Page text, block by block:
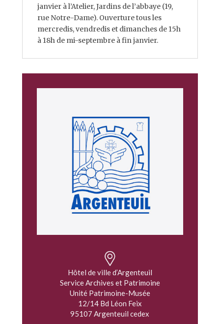
janvier à l’Atelier, Jardins de l’abbaye (19,
rue Notre-Dame). Ouverture tous les
mercredis, vendredis et dimanches de 15h
à 18h de mi-septembre à fin janvier.
Hôtel de ville d’Argenteuil
Service Archives et Patrimoine
Unité Patrimoine-Musée
12/14 Bd Léon Feix
95107 Argenteuil cedex